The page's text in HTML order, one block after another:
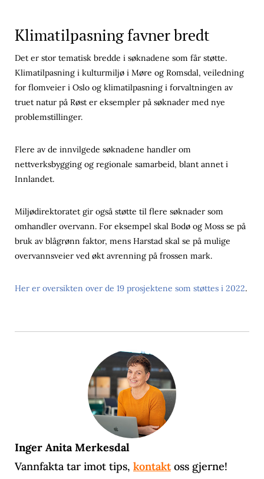
Klimatilpasning favner bredt
Det er stor tematisk bredde i søknadene som får støtte.
Klimatilpasning i kulturmiljø i Møre og Romsdal, veiledning
for flomveier i Oslo og klimatilpasning i forvaltningen av
truet natur på Røst er eksempler på søknader med nye
problemstillinger.
Flere av de innvilgede søknadene handler om
nettverksbygging og regionale samarbeid, blant annet i
Innlandet.
Miljødirektoratet gir også støtte til flere søknader som
omhandler overvann. For eksempel skal Bodø og Moss se på
bruk av blågrønn faktor, mens Harstad skal se på mulige
overvannsveier ved økt avrenning på frossen mark.
Her er oversikten over de 19 prosjektene som støttes i 2022.
Inger Anita Merkesdal
Vannfakta tar imot tips, kontaktoss gjerne!